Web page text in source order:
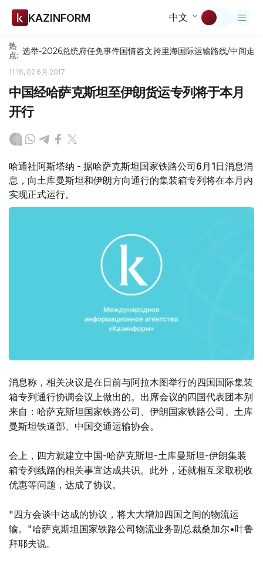
KAZINFORM 中文
热
点: 选举-2026总统府任免事件国情咨文跨里海国际运输路线/中间走廊
11:16, 02 6月 2017
中国经哈萨克斯坦至伊朗货运专列将于本月
开行
哈通社阿斯塔纳 - 据哈萨克斯坦国家铁路公司6月1日消息消
息，向土库曼斯坦和伊朗方向通行的集装箱专列将在本月内
实现正式运行。
消息称，相关决议是在日前与阿拉木图举行的四国国际集装
箱专列通行协调会议上做出的。出席会议的四国代表团本别
来自：哈萨克斯坦国家铁路公司、伊朗国家铁路公司、土库
曼斯坦铁道部、中国交通运输协会。
会上，四方就建立中国-哈萨克斯坦-土库曼斯坦-伊朗集装
箱专列线路的相关事宜达成共识。此外，还就相互采取税收
优惠等问题，达成了协议。
"四方会谈中达成的协议，将大大增加四国之间的物流运
输。"哈萨克斯坦国家铁路公司物流业务副总裁桑加尔•叶鲁
拜耶夫说。